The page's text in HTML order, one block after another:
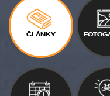
ČLÁNKY